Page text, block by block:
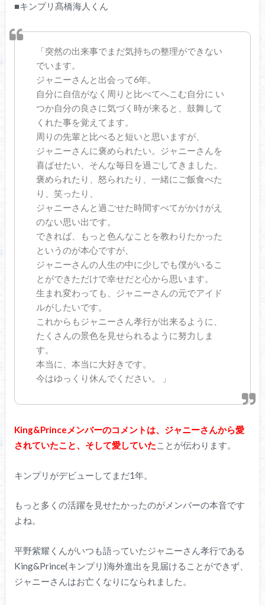
■キンプリ髙橋海人くん
「突然の出来事でまだ気持ちの整理ができない
でいます。
ジャニーさんと出会って6年。
自分に自信がなく周りと比べてへこむ自分に い
つか自分の良さに気づく時が来ると、鼓舞して
くれた事を覚えてます。
周りの先輩と比べると短いと思いますが、
ジャニーさんに褒められたい。ジャニーさんを
喜ばせたい、そんな毎日を過ごしてきました。
褒められたり、怒られたり、一緒にご飯食べた
り、笑ったり、
ジャニーさんと過ごせた時間すべてがかけがえ
のない思い出です。
できれば、もっと色んなことを教わりたかった
というのが本心ですが、
ジャニーさんの人生の中に少しでも僕がいるこ
とができただけで幸せだと心から思います。
生まれ変わっても、ジャニーさんの元でアイド
ルがしたいです。
これからもジャニーさん孝行が出来るように、
たくさんの景色を見せられるように努力しま
す。
本当に、本当に大好きです。
今はゆっくり休んでください。 」
King&Princeメンバーのコメントは、ジャニーさんから愛
されていたこと、そして愛していたことが伝わります。
キンプリがデビューしてまだ1年。
もっと多くの活躍を見せたかったのがメンバーの本音です
よね。
平野紫耀くんがいつも語っていたジャニーさん孝行である
King&Prince(キンプリ)海外進出を見届けることができず、
ジャニーさんはお亡くなりになられました。